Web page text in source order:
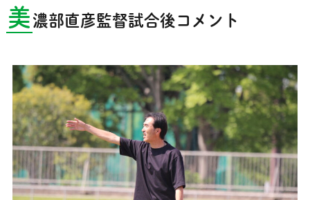
美 濃部直彦監督試合後コメント